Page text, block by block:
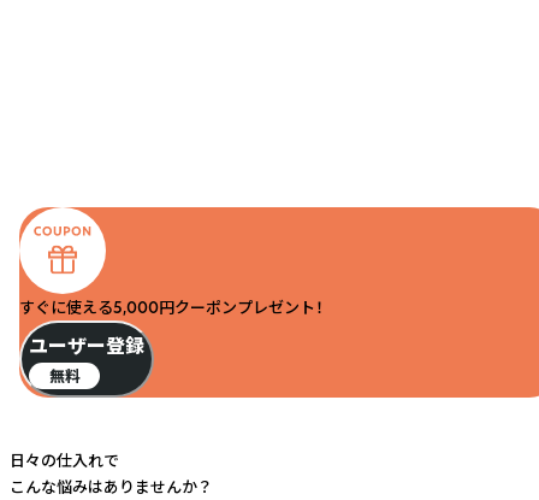
すぐに使える5,000円クーポンプレゼント！
ユーザー登録
無料
日々の仕入れで
こんな悩みはありませんか？